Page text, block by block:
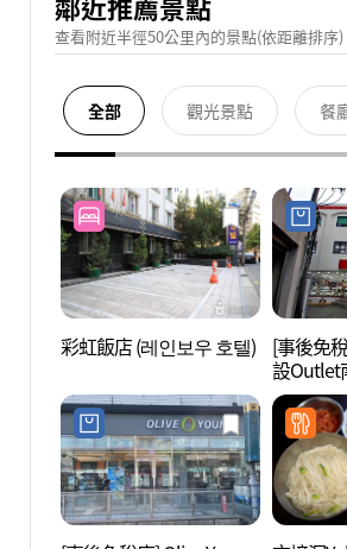
查看附近半徑50公里內的景點(依距離排序)
全部 觀光景點 餐
彩虹飯店 (레인보우 호텔)
[事後免
設Outlet
상설아